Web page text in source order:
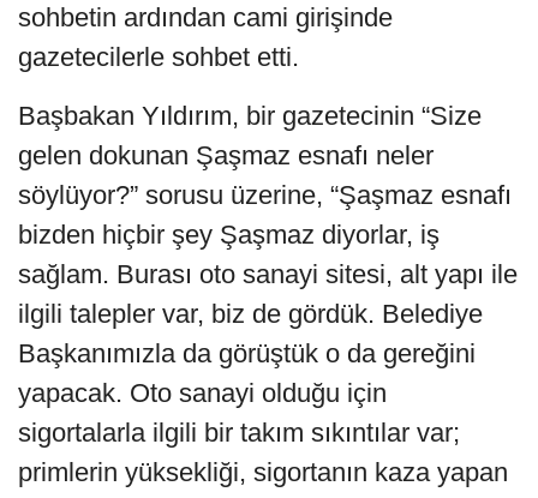
sohbetin ardından cami girişinde
gazetecilerle sohbet etti.
Başbakan Yıldırım, bir gazetecinin “Size
gelen dokunan Şaşmaz esnafı neler
söylüyor?” sorusu üzerine, “Şaşmaz esnafı
bizden hiçbir şey Şaşmaz diyorlar, iş
sağlam. Burası oto sanayi sitesi, alt yapı ile
ilgili talepler var, biz de gördük. Belediye
Başkanımızla da görüştük o da gereğini
yapacak. Oto sanayi olduğu için
sigortalarla ilgili bir takım sıkıntılar var;
primlerin yüksekliği, sigortanın kaza yapan